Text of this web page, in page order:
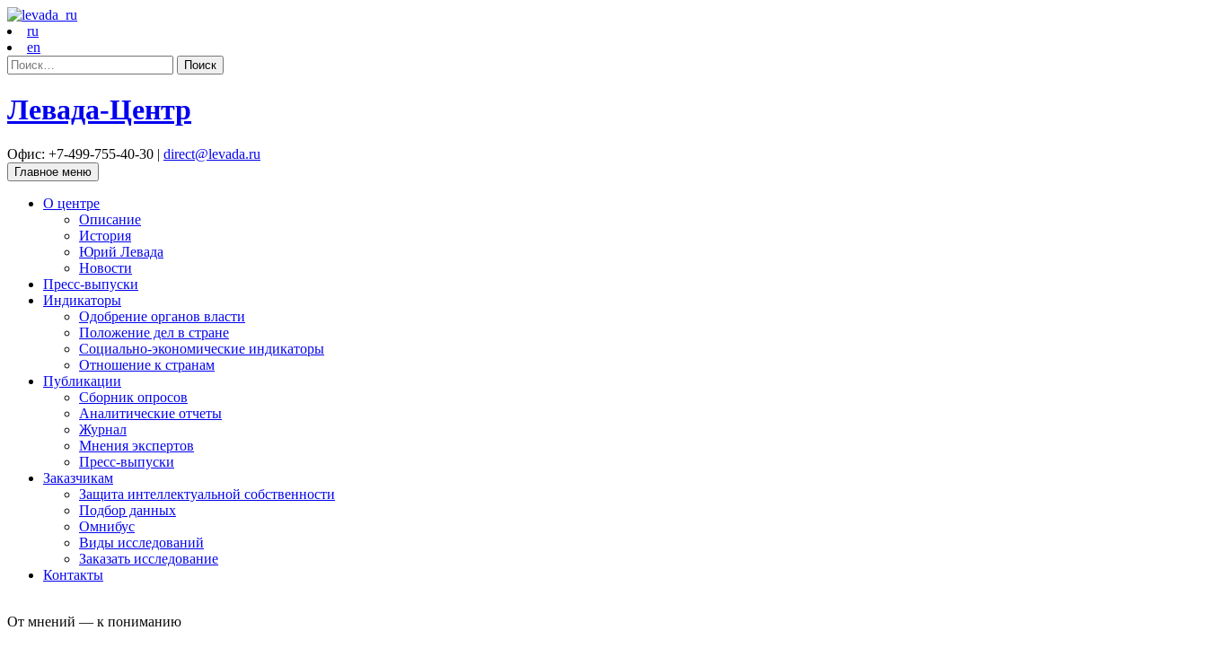
ru
en
Найти:
Левада-Центр
Офис: +7-499-755-40-30 | direct@levada.ru
Главное меню
О центре
Описание
История
Юрий Левада
Новости
Пресс-выпуски
Индикаторы
Одобрение органов власти
Положение дел в стране
Социально-экономические индикаторы
Отношение к странам
Публикации
Сборник опросов
Аналитические отчеты
Журнал
Мнения экспертов
Пресс-выпуски
Заказчикам
Защита интеллектуальной собственности
Подбор данных
Омнибус
Виды исследований
Заказать исследование
Контакты
От мнений — к пониманию